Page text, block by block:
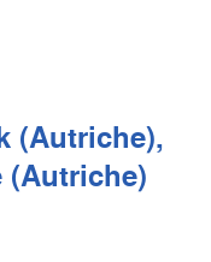
(Autriche),
(Autriche)